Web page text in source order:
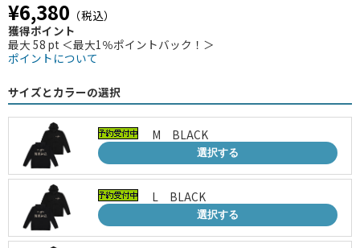
¥6,380 （税込）
獲得ポイント
最大 58 pt ＜最大1％ポイントバック！＞
ポイントについて
サイズとカラーの選択
M BLACK
選択する
L BLACK
選択する